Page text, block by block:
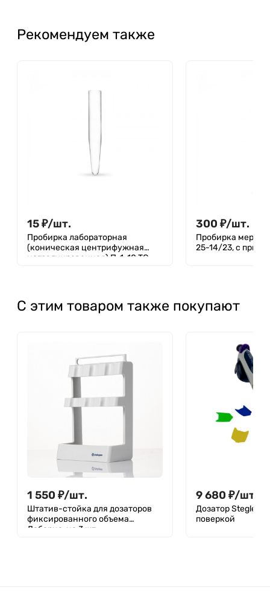
Рекомендуем также
15₽/шт.
Пробирка лабораторная
(коническая центрифужная
неградуированная) П-1-10,ТС
300 ₽/шт.
Пробирка
25-14/23, с
С этим товаром также покупают
1 550 ₽/шт.
Штатив-стойка для дозаторов
фиксированного объема
Лаборио, на 3 шт.
9 680 ₽/шт.
Дозатор Stegler
поверкой